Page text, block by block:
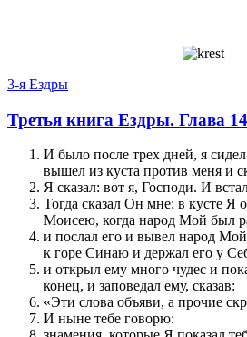
3-я Ездры
Третья книга Ездры. Глава 14
И было после трех дней, я
вышел из куста против меня и
Я сказал: вот я, Господи. И
Тогда сказал Он мне: в кусте Я
Моисею, когда народ Мой был
и послал его и вывел народ
к горе Синаю и держал его у
и открыл ему много чудес и
конец, и заповедал ему, сказав:
«Эти слова объяви, а прочие
И ныне тебе говорю: